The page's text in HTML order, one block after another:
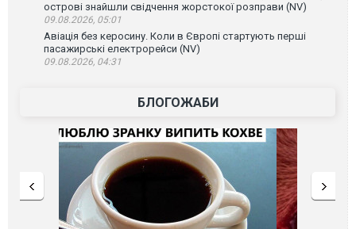
острові знайшли свідчення жорстокої розправи (NV)
09.08.2026, 05:01
Авіація без керосину. Коли в Європі стартують перші
пасажирські електрорейси (NV)
09.08.2026, 04:31
БЛОГОЖАБИ